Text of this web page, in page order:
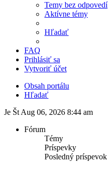
Temy bez odpovedí
Aktívne témy
Hľadať
FAQ
Prihlásiť sa
Vytvoriť účet
Obsah portálu
Hľadať
Je Št Aug 06, 2026 8:44 am
Fórum
Témy
Príspevky
Posledný príspevok